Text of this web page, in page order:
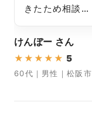
きたため相談…
けんぼー さん
★ ★ ★ ★ ★ 5
60代｜男性｜松阪市